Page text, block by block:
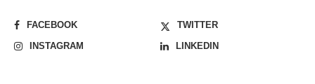
FACEBOOK
TWITTER
INSTAGRAM
LINKEDIN